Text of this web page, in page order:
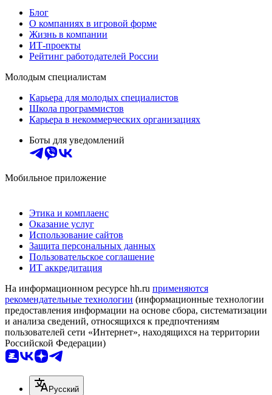
Блог
О компаниях в игровой форме
Жизнь в компании
ИТ-проекты
Рейтинг работодателей России
Молодым специалистам
Карьера для молодых специалистов
Школа программистов
Карьера в некоммерческих организациях
Боты для уведомлений
Мобильное приложение
Этика и комплаенс
Оказание услуг
Использование сайтов
Защита персональных данных
Пользовательское соглашение
ИТ аккредитация
На информационном ресурсе hh.ru применяются
рекомендательные технологии (информационные технологии
предоставления информации на основе сбора, систематизации
и анализа сведений, относящихся к предпочтениям
пользователей сети «Интернет», находящихся на территории
Российской Федерации)
Русский